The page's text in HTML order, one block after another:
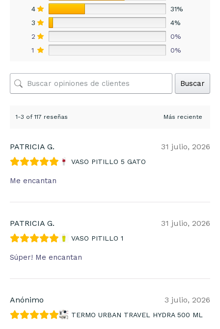
4
31%
3
4%
2
0%
1
0%
Buscar
1-3 of 117 reseñas
PATRICIA G. 31 julio, 2026
VASO PITILLO 5 GATO
Me encantan
PATRICIA G. 31 julio, 2026
VASO PITILLO 1
Súper! Me encantan
Anónimo 3 julio, 2026
TERMO URBAN TRAVEL HYDRA 500 ML